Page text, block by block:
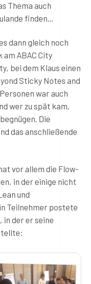
Thema auch
finden…
dann gleich noch
ABAC City
bei dem Klaus einen
Sticky Notes and
war auch
wer zu spät kam,
Die
das anschließende
vor allem die Flow-
in der einige nicht
und
Teilnehmer postete
in der er seine